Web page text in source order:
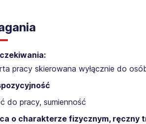
pracy skierowana wyłącznie do
do pracy, sumienność
o charakterze fizycznym, ręczny